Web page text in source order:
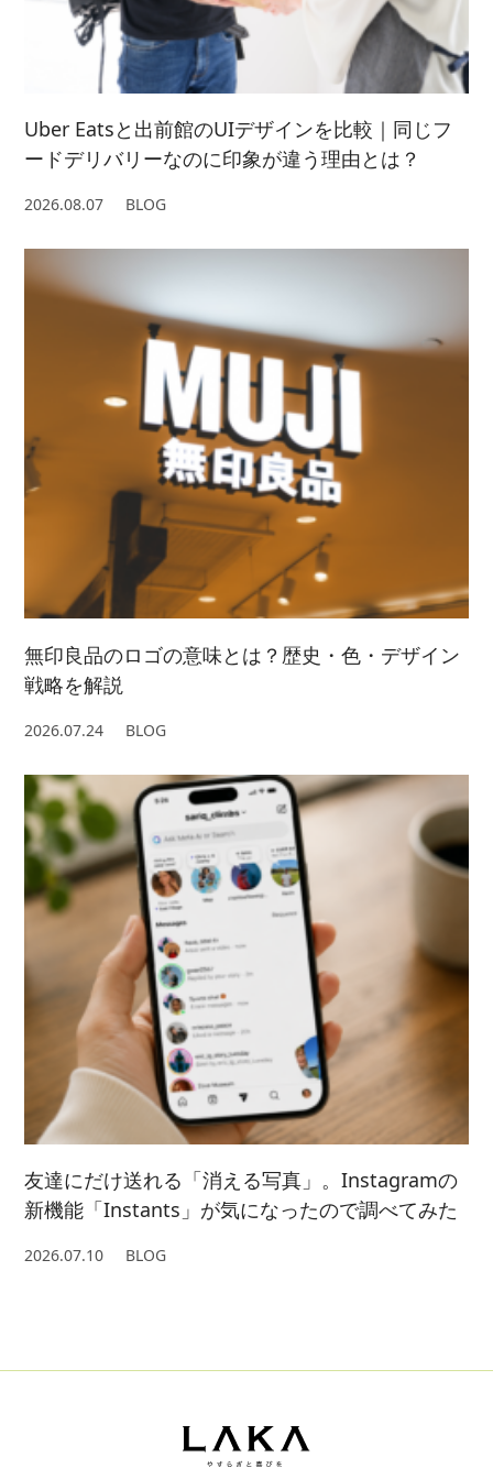
Uber Eatsと出前館のUIデザインを比較｜同じフ
ードデリバリーなのに印象が違う理由とは？
2026.08.07 BLOG
無印良品のロゴの意味とは？歴史・色・デザイン
戦略を解説
2026.07.24 BLOG
友達にだけ送れる「消える写真」。Instagramの
新機能「Instants」が気になったので調べてみた
2026.07.10 BLOG